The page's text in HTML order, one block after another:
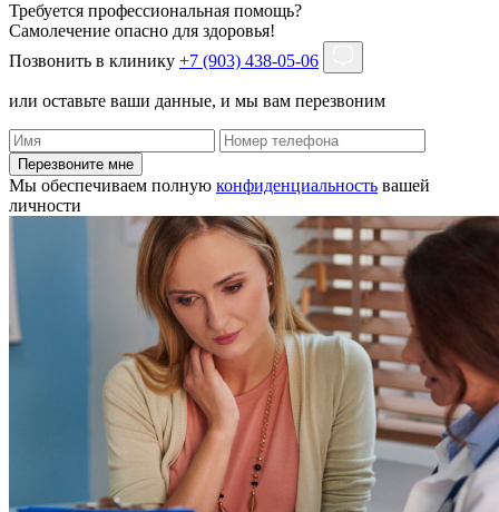
Требуется профессиональная помощь?
Самолечение опасно для здоровья!
Позвонить в клинику +7 (903) 438-05-06
или оставьте ваши данные, и мы вам перезвоним
Перезвоните мне
Мы обеспечиваем полную конфиденциальность вашей
личности